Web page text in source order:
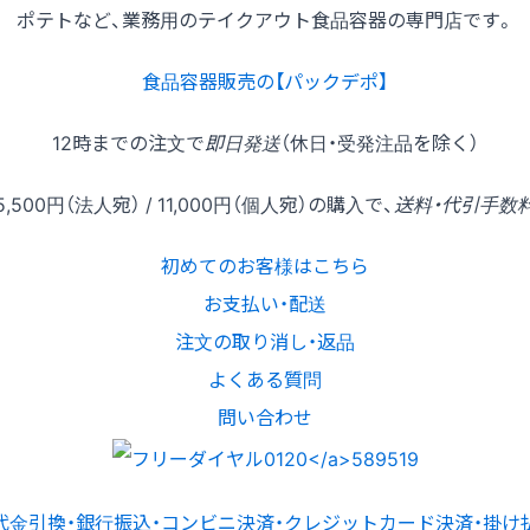
ポテトなど、業務用のテイクアウト食品容器の専門店です。
食品容器販売の【パックデポ】
12時までの注文で即日発送（休日・受発注品を除く）
円（法人宛） / 11,000円（個人宛）の購入で、 送料・代引手数
初めてのお客様はこちら
お支払い・配送
注文の取り消し・返品
よくある質問
問い合わせ